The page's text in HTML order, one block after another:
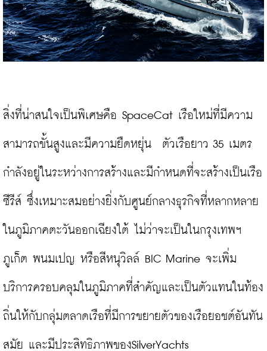
สิ่งที่น่าสนใจเป็นพิเศษคือ SpaceCat เรือใหม่ที่มีความ
สามารถขั้นสูงและมีความยืดหยุ่น  ตัวเรือยาว 35 เมตร
กำลังอยู่ในระหว่างการสร้างและมีกำหนดที่จะสร้างเป็นเรือ
ซีรีส์ ซึ่งเหมาะสมอย่างยิ่งกับศูนย์กลางธุรกิจที่หลากหลาย
ในภูมิภาคตะวันออกเฉียงใต้ ไม่ว่าจะเป็นในกรุงเทพฯ
ภูเก็ต พนมเปญ หรือสีหนุวิลล์ BIC Marine จะเพิ่ม
บริการครอบคลุมในภูมิภาคที่สำคัญและเป็นตัวแทนในท้อง
ถิ่นให้กับกลุ่มตลาดเรือที่มีการขยายตัวของเรือยอชต์อันทัน
สมัย และมีประสิทธิภาพของSilverYachts